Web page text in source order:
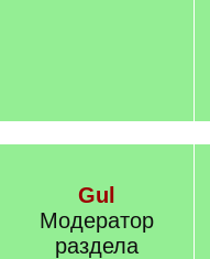
Gul
Модератор
раздела